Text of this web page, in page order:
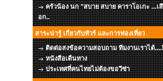
ครัวน้อง นก "สบาย สบาย คาราโอเกะ ...
อก..
สาระน่ารู้ เกี่ยวกับทัวร์ และการท่องเที่ยว
ติดต่อสงข้อความสอบถาม ทีมงานเราได้
หนังสือเดืนทาง
ประเทศที่คนไทยไม่ต้องขอวีซ่า